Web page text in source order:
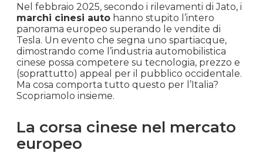
Nel febbraio 2025, secondo i rilevamenti di Jato, i
marchi cinesi auto hanno stupito l’intero
panorama europeo superando le vendite di
Tesla. Un evento che segna uno spartiacque,
dimostrando come l’industria automobilistica
cinese possa competere su tecnologia, prezzo e
(soprattutto) appeal per il pubblico occidentale.
Ma cosa comporta tutto questo per l’Italia?
Scopriamolo insieme.
La corsa cinese nel mercato
europeo